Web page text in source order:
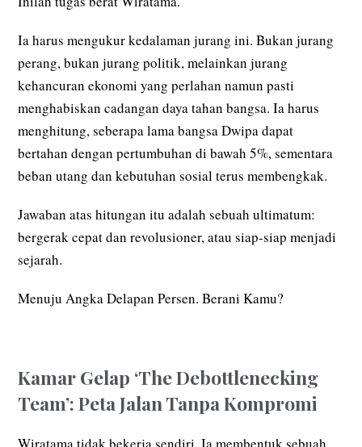
Ia harus mengukur kedalaman jurang ini. Bukan jurang
perang, bukan jurang politik, melainkan jurang
kehancuran ekonomi yang perlahan namun pasti
menghabiskan cadangan daya tahan bangsa. Ia harus
menghitung, seberapa lama bangsa Dwipa dapat
bertahan dengan pertumbuhan di bawah 5%, sementara
beban utang dan kebutuhan sosial terus membengkak.
Jawaban atas hitungan itu adalah sebuah ultimatum:
bergerak cepat dan revolusioner, atau siap-siap menjadi
sejarah.
Menuju Angka Delapan Persen. Berani Kamu?
Kamar Gelap ‘The Debottlenecking
Team’: Peta Jalan Tanpa Kompromi